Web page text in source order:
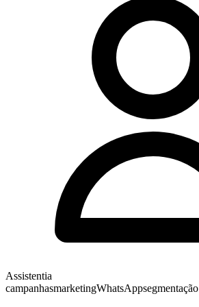
Assistentia
campanhasmarketingWhatsAppsegmentação